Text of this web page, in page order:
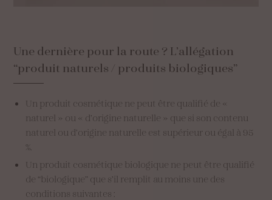
Une dernière pour la route ? L’allégation
“produit naturels produits biologiques”
Un produit cosmétique ne peut être qualifié de «
naturel » ou « d’origine naturelle » que si son contenu
naturel ou d’origine naturelle est supérieur ou égal à 95
%.
Un produit cosmétique biologique ne peut être qualifié
de “biologique” que s’il remplit au moins une des
conditions suivantes :